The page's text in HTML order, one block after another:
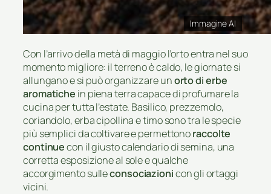
Immagine AI
Con l’arrivo della metà di maggio l’orto entra nel suo
momento migliore: il terreno è caldo, le giornate si
allungano e si può organizzare unorto di erbe
aromatiche in piena terra capace di profumare la
cucina per tutta l’estate. Basilico, prezzemolo,
coriandolo, erba cipollina e timo sono tra le specie
più semplici da coltivare e permettonoraccolte
continuecon il giusto calendario di semina, una
corretta esposizione al sole e qualche
accorgimento sulleconsociazionicon gli ortaggi
vicini.